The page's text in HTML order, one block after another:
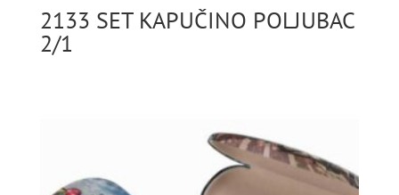
2133 SET KAPUČINO POLJUBAC
2/1